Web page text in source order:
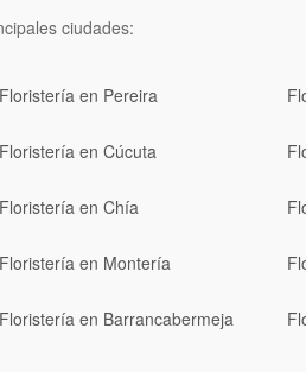
ciudades:
Floristería en Pereira
Floristería en Cúcuta
Floristería en Chía
Floristería en Montería
Floristería en Barrancabermeja